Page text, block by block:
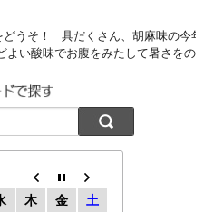
うそ！ 具だくさん、胡麻味の今
よい酸味でお腹をみたして暑さをの
木 金
土